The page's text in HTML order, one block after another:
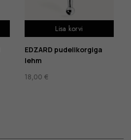
Lisa korvi
EDZARD pudelikorgiga
lehm
18,00 €